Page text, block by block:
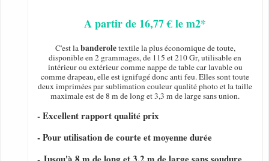
A partir de 16,77 € le m2*
C'est labanderoletextile la plus économique de toute,
disponible en 2 grammages, de 115 et 210 Gr, utilisable en
intérieur ou extérieur comme nappe de table car lavable ou
comme drapeau, elle est ignifugé donc anti feu. Elles sont toute
deux imprimées par sublimation couleur qualité photo et la taille
maximale est de 8 m de long et 3,3 m de large sans union.
- Excellent rapport qualité prix
- Pour utilisation de courte et moyenne durée